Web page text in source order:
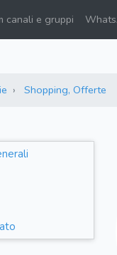
canali e gruppi
Shopping, Offerte